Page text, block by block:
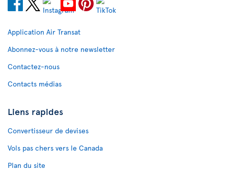
Application Air Transat
Abonnez-vous à notre newsletter
Contactez-nous
Contacts médias
Liens rapides
Convertisseur de devises
Vols pas chers vers le Canada
Plan du site